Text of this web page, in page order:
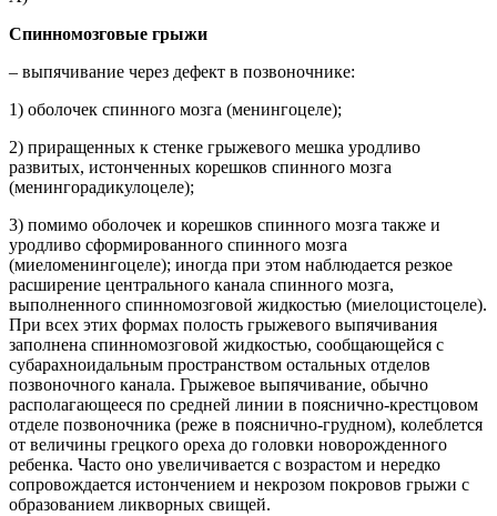
Спинномозговые грыжи
– выпячивание через дефект в позвоночнике:
1) оболочек спинного мозга (менингоцеле);
2) приращенных к стенке грыжевого мешка уродливо
развитых, истонченных корешков спинного мозга
(менингорадикулоцеле);
3) помимо оболочек и корешков спинного мозга также и
уродливо сформированного спинного мозга
(миеломенингоцеле); иногда при этом наблюдается резкое
расширение центрального канала спинного мозга,
выполненного спинномозговой жидкостью (миелоцистоцеле).
При всех этих формах полость грыжевого выпячивания
заполнена спинномозговой жидкостью, сообщающейся с
субарахноидальным пространством остальных отделов
позвоночного канала. Грыжевое выпячивание, обычно
располагающееся по средней линии в пояснично-крестцовом
отделе позвоночника (реже в пояснично-грудном), колеблется
от величины грецкого ореха до головки новорожденного
ребенка. Часто оно увеличивается с возрастом и нередко
сопровождается истончением и некрозом покровов грыжи с
образованием ликворных свищей.